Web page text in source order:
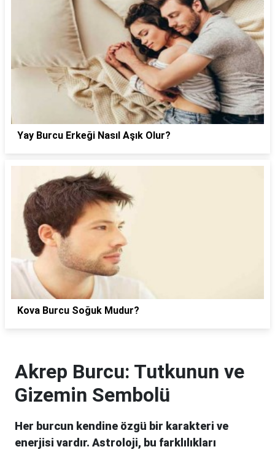
Yay Burcu Erkeği Nasıl Aşık Olur?
Kova Burcu Soğuk Mudur?
Akrep Burcu: Tutkunun ve
Gizemin Sembolü
Her burcun kendine özgü bir karakteri ve
enerjisi vardır. Astroloji, bu farklılıkları